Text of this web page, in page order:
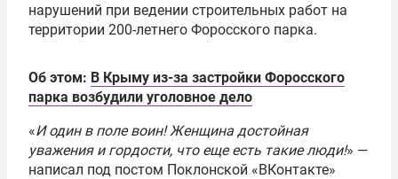
нарушений при ведении строительных работ на
территории 200-летнего Форосского парка.
Об этом: В Крыму из-за застройки Форосского
парка возбудили уголовное дело
«И один в поле воин! Женщина достойная
уважения и гордости, что еще есть такие люди!» —
написал под постом Поклонской «ВКонтакте»